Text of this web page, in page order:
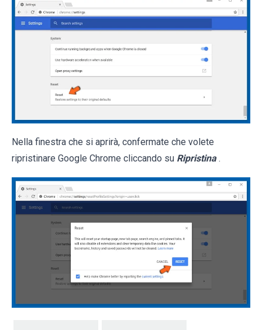
Nella finestra che si aprirà, confermate che volete
ripristinare Google Chrome cliccando su Ripristina .